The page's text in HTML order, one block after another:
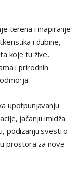
terena i mapiranje
i dubine,
koje tu žive,
i prirodnih
upotpunjavanju
jačanju imidža
podizanju svesti o
prostora za nove